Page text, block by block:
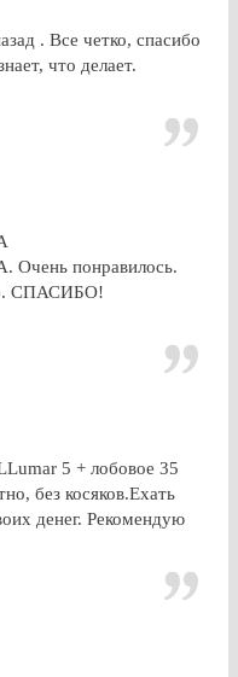
. Все четко, спасибо
что делает.
Очень понравилось.
СПАСИБО!
5 + лобовое 35
без косяков.Ехать
денег. Рекомендую